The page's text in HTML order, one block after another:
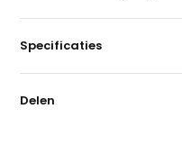
Specificaties
Delen